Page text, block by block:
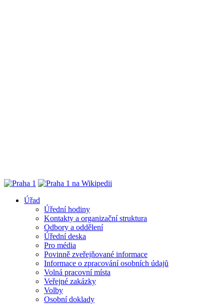
Úřad
Úřední hodiny
Kontakty a organizační struktura
Odbory a oddělení
Úřední deska
Pro média
Povinně zveřejňované informace
Informace o zpracování osobních údajů
Volná pracovní místa
Veřejné zakázky
Volby
Osobní doklady